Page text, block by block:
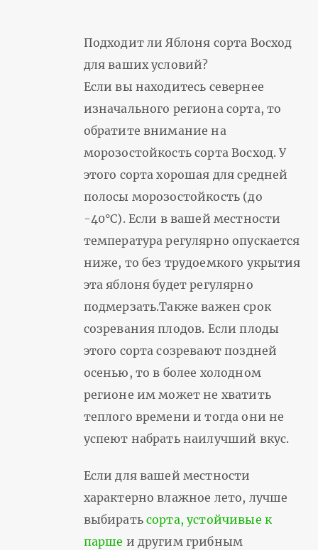
Подходит ли Яблоня сорта Восход
для ваших условий?
Если вы находитесь севернее
изначального региона сорта, то
обратите внимание на
морозостойкость сорта Восход. У
этого сорта хорошая для средней
полосы морозостойкость (до
-40°С). Если в вашей местности
температура регулярно опускается
ниже, то без трудоемкого укрытия
эта яблоня будет регулярно
подмерзать.Также важен срок
созревания плодов. Если плоды
этого сорта созревают поздней
осенью, то в более холодном
регионе им может не хватить
теплого времени и тогда они не
успеют набрать наилучший вкус.
Если для вашей местности
характерно влажное лето, лучше
выбиратьсорта, устойчивые к
парше и другим грибным